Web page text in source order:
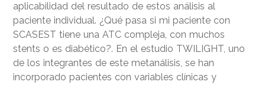
aplicabilidad del resultado de estos análisis al
paciente individual. ¿Qué pasa si mi paciente con
SCASEST tiene una ATC compleja, con muchos
stents o es diabético?. En el estudio TWILIGHT, uno
de los integrantes de este metanálisis, se han
incorporado pacientes con variables clínicas y